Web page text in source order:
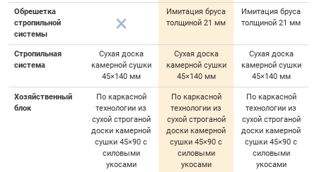
Обрешетка
стропильной
системы
Имитация бруса
толщиной 21 мм
Имитация бруса
толщиной 21 мм
Стропильная
система
Сухая доска
камерной сушки
45×140 мм
Сухая доска
камерной сушки
45×140 мм
Сухая доска
камерной сушки
45×140 мм
Хозяйственный
блок
По каркасной
технологии из
сухой строганой
доски камерной
сушки 45×90 с
силовыми
укосами
По каркасной
технологии из
сухой строганой
доски камерной
сушки 45×90 с
силовыми
укосами
По каркасной
технологии из
сухой строганой
доски камерной
сушки 45×90 с
силовыми
укосами